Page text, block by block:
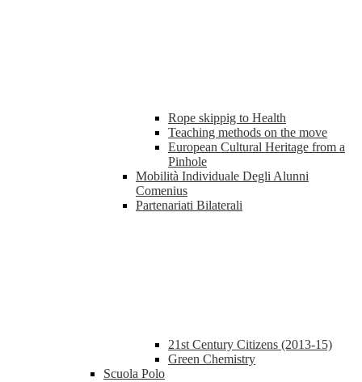
Rope skippig to Health
Teaching methods on the move
European Cultural Heritage from a
Pinhole
Mobilità Individuale Degli Alunni
Comenius
Partenariati Bilaterali
21st Century Citizens (2013-15)
Green Chemistry
Scuola Polo